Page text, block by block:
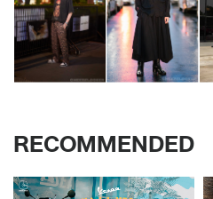
RECOMMENDED